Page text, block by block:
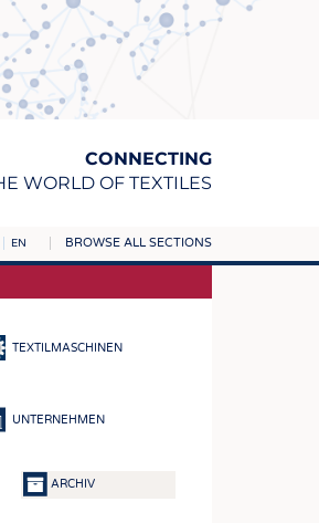
CONNECTING
WORLD OF TEXTILES
EN BROWSE ALL SECTIONS
TEXTILMASCHINEN
UNTERNEHMEN
ARCHIV